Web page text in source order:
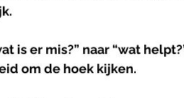
iser mis?” naar “wat helpt?
om de hoek kijken.